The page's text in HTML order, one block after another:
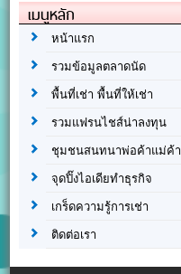
เมนูหลัก
หน้าแรก
รวมข้อมูลตลาดนัด
พื้นที่เช่า พื้นที่ให้เช่า
รวมแฟรนไชส์น่าลงทุน
ชุมชนสนทนาพ่อค้าแม่ค้า
จุดปิ๊งไอเดียทำธุรกิจ
เกร็ดความรู้การเช่า
ติดต่อเรา